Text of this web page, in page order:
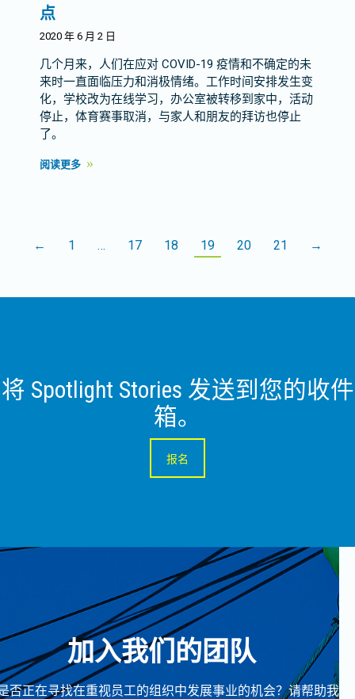
点
2020 年 6 月 2 日
几个月来，人们在应对 COVID-19 疫情和不确定的未
来时一直面临压力和消极情绪。工作时间安排发生变
化，学校改为在线学习，办公室被转移到家中，活动
停止，体育赛事取消，与家人和朋友的拜访也停止
了。
阅读更多
← 1 … 17 18 19 20 21 →
将 Spotlight Stories 发送到您的收件
箱。
报名
加入我们的团队
否正在寻找在重视员工的组织中发展事业的机会？请帮助我